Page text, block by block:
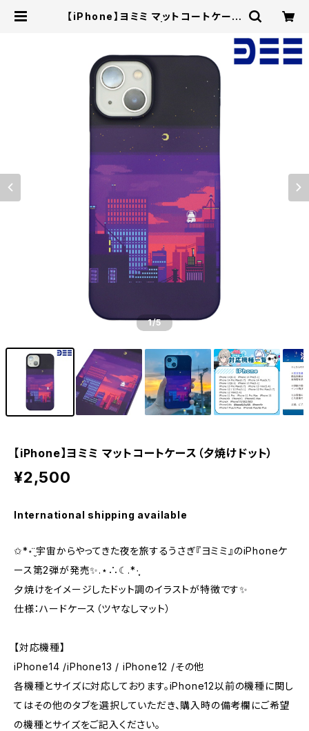
【iPhone】ヨミミ マットコートケース
1/5
【iPhone】ヨミミ マットコートケース（夕焼けドット）
¥2,500
International shipping available
✩*॰¨̮宇宙からやってきた夜を旅するうさぎ『ヨミミ』のiPhoneケ
ース第2弾が発売✨.⋆∴☾︎.*·̩͙
夕焼けをイメージしたドット調のイラストが特徴です✨
仕様：ハードケース（ツヤなしマット）
【対応機種】
iPhone14 /iPhone13 / iPhone12 /その他
各機種とサイズに対応しております。iPhone12以前の機種に関し
てはその他のタブを選択していただき、購入時の備考欄にご希望
の機種とサイズをご記入ください。